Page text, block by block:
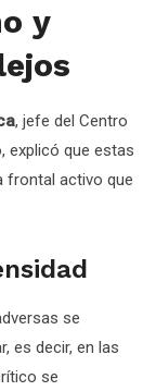
y
, jefe del Centro
explicó que estas
frontal activo que
se
es decir, en las
se